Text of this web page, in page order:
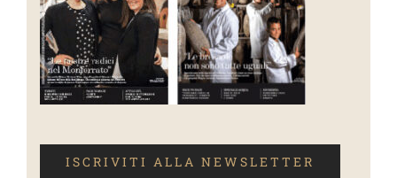
ISCRIVITI ALLA NEWSLETTER